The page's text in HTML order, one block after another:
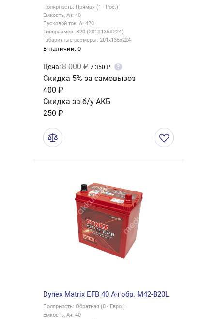
Полярность: Прямая (1 - Рос.)
Емкость, Ач: 40
Пусковой ток, А: 420
Типоразмер: B20 (201X135X224)
Габаритные размеры: 201x135x224
В наличии: 0
Цена:8 000 ₽ 7 350 ₽ ?
Скидка 5% за самовывоз
400 ₽
Скидка за б/у АКБ
250 ₽
Dynex Matrix EFB 40 Ач обр. M42-B20L
Полярность: Обратная (0 - Евро.)
Емкость, Ач: 40